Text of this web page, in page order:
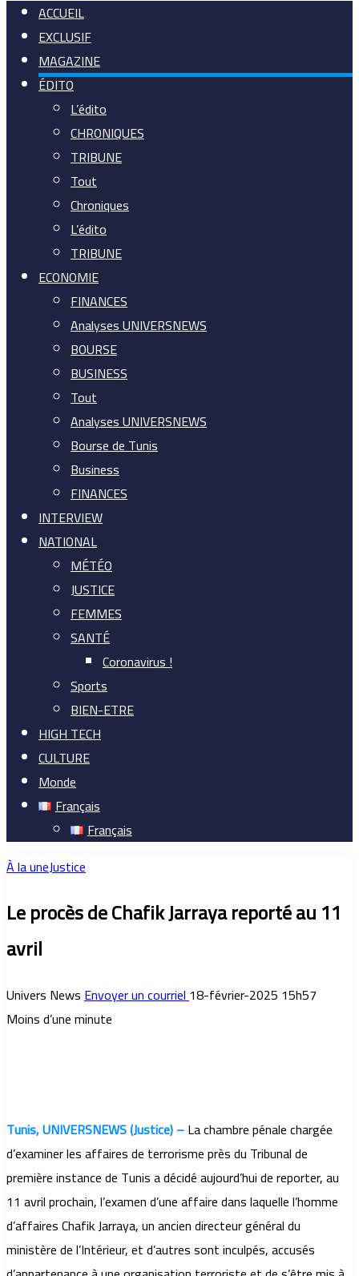
ACCUEIL
EXCLUSIF
MAGAZINE
ÉDITO
L’édito
CHRONIQUES
TRIBUNE
Tout
Chroniques
L’édito
TRIBUNE
ECONOMIE
FINANCES
Analyses UNIVERSNEWS
BOURSE
BUSINESS
Tout
Analyses UNIVERSNEWS
Bourse de Tunis
Business
FINANCES
INTERVIEW
NATIONAL
MÉTÉO
JUSTICE
FEMMES
SANTÉ
Coronavirus !
Sports
BIEN-ETRE
HIGH TECH
CULTURE
Monde
Français
Français
À la uneJustice
Le procès de Chafik Jarraya reporté au 11
avril
Univers NewsEnvoyer un courriel18-février-2025 15h57
Moins d’une minute
Tunis, UNIVERSNEWS (Justice) –La chambre pénale chargée
d’examiner les affaires de terrorisme près du Tribunal de
première instance de Tunis a décidé aujourd’hui de reporter, au
11 avril prochain, l’examen d’une affaire dans laquelle l’homme
d’affaires Chafik Jarraya, un ancien directeur général du
ministère de l’Intérieur, et d’autres sont inculpés, accusés